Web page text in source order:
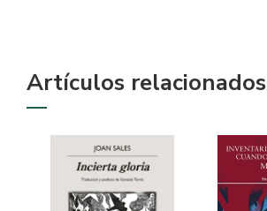
Artículos relacionados